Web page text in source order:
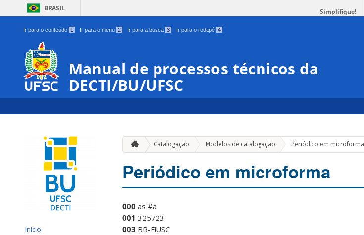
BRASIL Simplifique!
Ir para o conteúdo 1 Ir para o menu 2 Ir para a busca 3 Ir para o rodapé 4
Manual de processos técnicos da
DECTI/BU/UFSC
Início
Catalogação Modelos de catalogação Periódico em microforma
Periódico em microforma
000 as #a
001 325723
003 BR-FlUSC